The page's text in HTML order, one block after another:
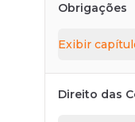
Obrigações
Exibir
Direito das